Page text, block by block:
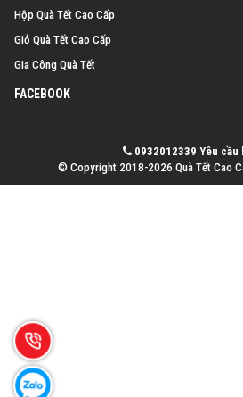
Hộp Quà Tết Cao Cấp
Giỏ Quà Tết Cao Cấp
Gia Công Quà Tết
FACEBOOK
0932012339 Yêu cầu
© Copyright 2018-2026 Quà Tết Cao